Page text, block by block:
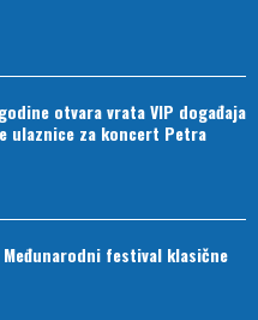
otvara vrata VIP događaja
ulaznice za koncert Petra
festival klasične